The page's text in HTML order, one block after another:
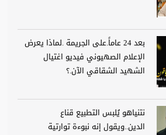
بعد 24 عاماً.على الجريمة .لماذا يعرض
الإعلام الصهيوني فيديو اغتيال
الشهيد الشقاقي الآن.؟
نتنياهو يُلبس التطبيع قناع
الدين..ويقول إنه نبوءة توارتية